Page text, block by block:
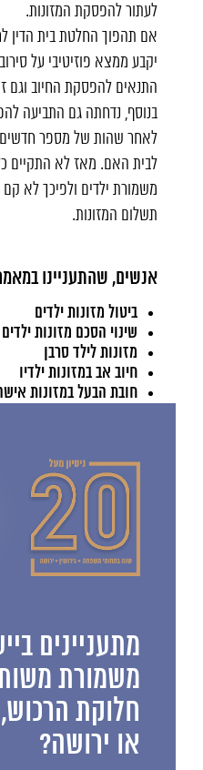
לעתור להפסקת המזונות.
אם תהפוך החלטת בית הדין
יקבע ממצא פוזיטיבי על
התנאים להפסקת החיוב וגם
בנוסף, נדחתה גם התביעה
לאחר שהות של מספר חדשים
לבית האם. מאז לא התקיים
משמורת ילדים ולפיכך לא
תשלום המזונות.
אנשים, שהתעניינו
ביטול מזונות ילדים
שינוי הסכם מזונות ילדים
מזונות לילד סרבן
חיוב אב במזונות ילדיו
חובת הבעל במזונות
מתעניינים
משמורת
חלוקת
או ירושה?